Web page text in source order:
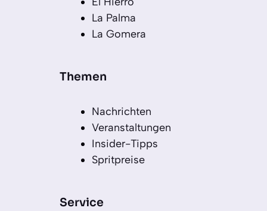
La Palma
La Gomera
Themen
Nachrichten
Veranstaltungen
Insider-Tipps
Spritpreise
Service